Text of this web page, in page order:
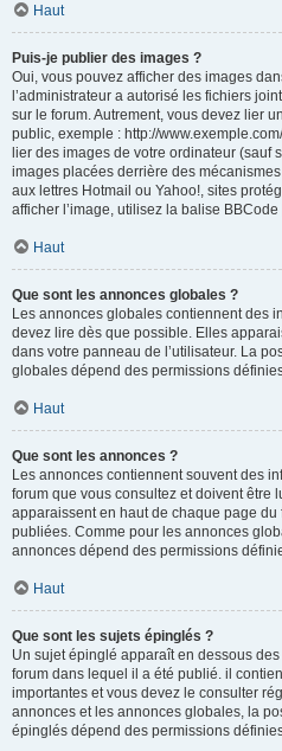
Haut
Puis-je publier des images ?
Oui, vous pouvez afficher des images
l’administrateur a autorisé les fichiers
sur le forum. Autrement, vous devez lier
public, exemple : http://
lier des images de votre ordinateur (sauf
images placées derrière des
aux lettres Hotmail ou Yahoo!, sites
afficher l’image, utilisez la balise BBCode
Haut
Que sont les annonces globales ?
Les annonces globales contiennent des
devez lire dès que possible. Elles
dans votre panneau de l’utilisateur. La
globales dépend des permissions
Haut
Que sont les annonces ?
Les annonces contiennent souvent des
forum que vous consultez et doivent être
apparaissent en haut de chaque page
publiées. Comme pour les annonces
annonces dépend des permissions
Haut
Que sont les sujets épinglés ?
Un sujet épinglé apparaît en dessous
forum dans lequel il a été publié. il
importantes et vous devez le consulter
annonces et les annonces globales, la
épinglés dépend des permissions